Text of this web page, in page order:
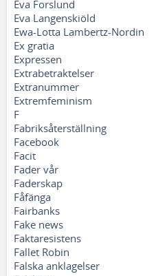
Eva Forslund
Eva Langenskiöld
Ewa-Lotta Lambertz-Nordin
Ex gratia
Expressen
Extrabetraktelser
Extranummer
Extremfeminism
F
Fabriksåterställning
Facebook
Facit
Fader vår
Faderskap
Fåfänga
Fairbanks
Fake news
Faktaresistens
Fallet Robin
Falska anklagelser